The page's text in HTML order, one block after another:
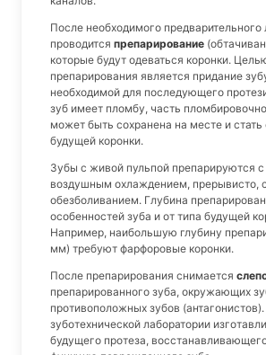
После необходимого предварительного
проводится препарирование
которые будут одеваться коронки.
препарирования является придание
необходимой для последующего
зуб имеет пломбу, часть
может быть сохранена на месте и стать
будущей коронки.
Зубы с живой пульпой препарируются
воздушным охлаждением, прерывисто,
обезболиванием. Глубина
особенностей зуба и от типа будущей
Например, наибольшую глубину
мм) требуют фарфоровые коронки.
После препарирования снимается
препарированного зуба, окружающих
противоположных зубов
зуботехнической лаборатории
будущего протеза,